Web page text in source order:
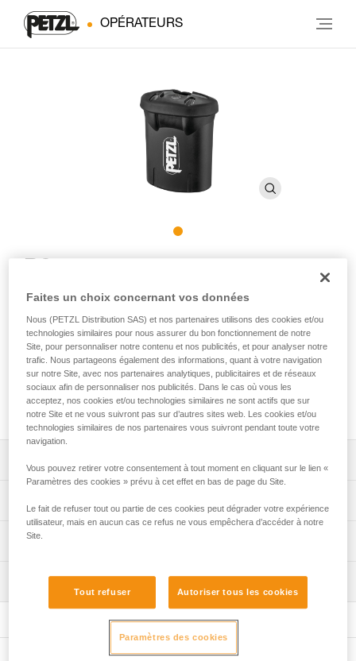
OPÉRATEURS
DUO S
Batterie rechargeable haute performance, destinée aux
lampes frontales DUO RL et DUO S. Robuste, elle est aussi
dotée d'une connexion rapide à la lampe et d'une jauge
d'énergie pour connaître l'état de charge de la batterie.
mAh / 7,4 V / 23,68 Wh) pour un poids réduit et une
excellente tenue à basses températures.
Rechargeable grâce à un chargeur secteur rapide.
Partiellement compatible avec les lampes ULTRA RUSH et
Temps de charge: 4 h
Certification(s): CE, UKCA
Informations techniques
Déclaration de conformité
Inspection
Faites un choix concernant vos données
Nous (PETZL Distribution SAS) et nos partenaires utilisons des cookies et/ou
technologies similaires pour nous assurer du bon fonctionnement de notre
Site, pour personnaliser notre contenu et nos publicités, et pour analyser notre
trafic. Nous partageons également des informations, quant à votre navigation
sur notre Site, avec nos partenaires analytiques, publicitaires et de réseaux
sociaux afin de personnaliser nos publicités. Dans le cas où vous les
acceptez, nos cookies et/ou technologies similaires ne sont actifs que sur
notre Site et ne vous suivront pas sur d’autres sites web. Les cookies et/ou
technologies similaires de nos partenaires vous suivront pendant toute votre
navigation.
Vous pouvez retirer votre consentement à tout moment en cliquant sur le lien «
Paramètres des cookies » prévu à cet effet en bas de page du Site.
Le fait de refuser tout ou partie de ces cookies peut dégrader votre expérience
utilisateur, mais en aucun cas ce refus ne vous empêchera d’accéder à notre
Site.
Tout refuser Autoriser tous les cookies
Paramètres des cookies